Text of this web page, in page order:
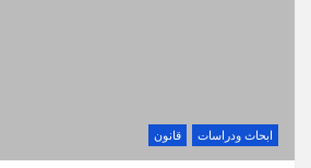
ابحاث ودراسات قانون